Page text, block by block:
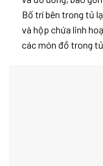
Bố trí bên trong tủ
và hộp chứa linh
các món đồ trong